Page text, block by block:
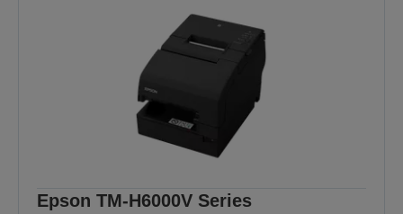
Epson TM-H6000V Series